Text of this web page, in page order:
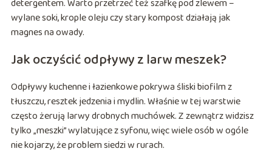
detergentem. Warto przetrzeć też szafkę pod zlewem –
wylane soki, krople oleju czy stary kompost działają jak
magnes na owady.
Jak oczyścić odpływy z larw meszek?
Odpływy kuchenne i łazienkowe pokrywa śliski biofilm z
tłuszczu, resztek jedzenia i mydlin. Właśnie w tej warstwie
często żerują larwy drobnych muchówek. Z zewnątrz widzisz
tylko „meszki” wylatujące z syfonu, więc wiele osób w ogóle
nie kojarzy, że problem siedzi w rurach.